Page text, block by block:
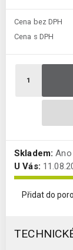
Cena bez DPH
Cena s DPH
Skladem: Ano
U Vás:
Přidat do